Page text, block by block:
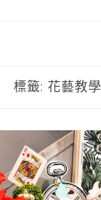
標籤: 花藝教學